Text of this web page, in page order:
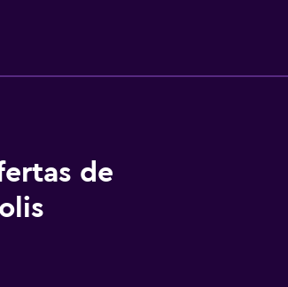
mientras que el Point ofrece bebidas con
de